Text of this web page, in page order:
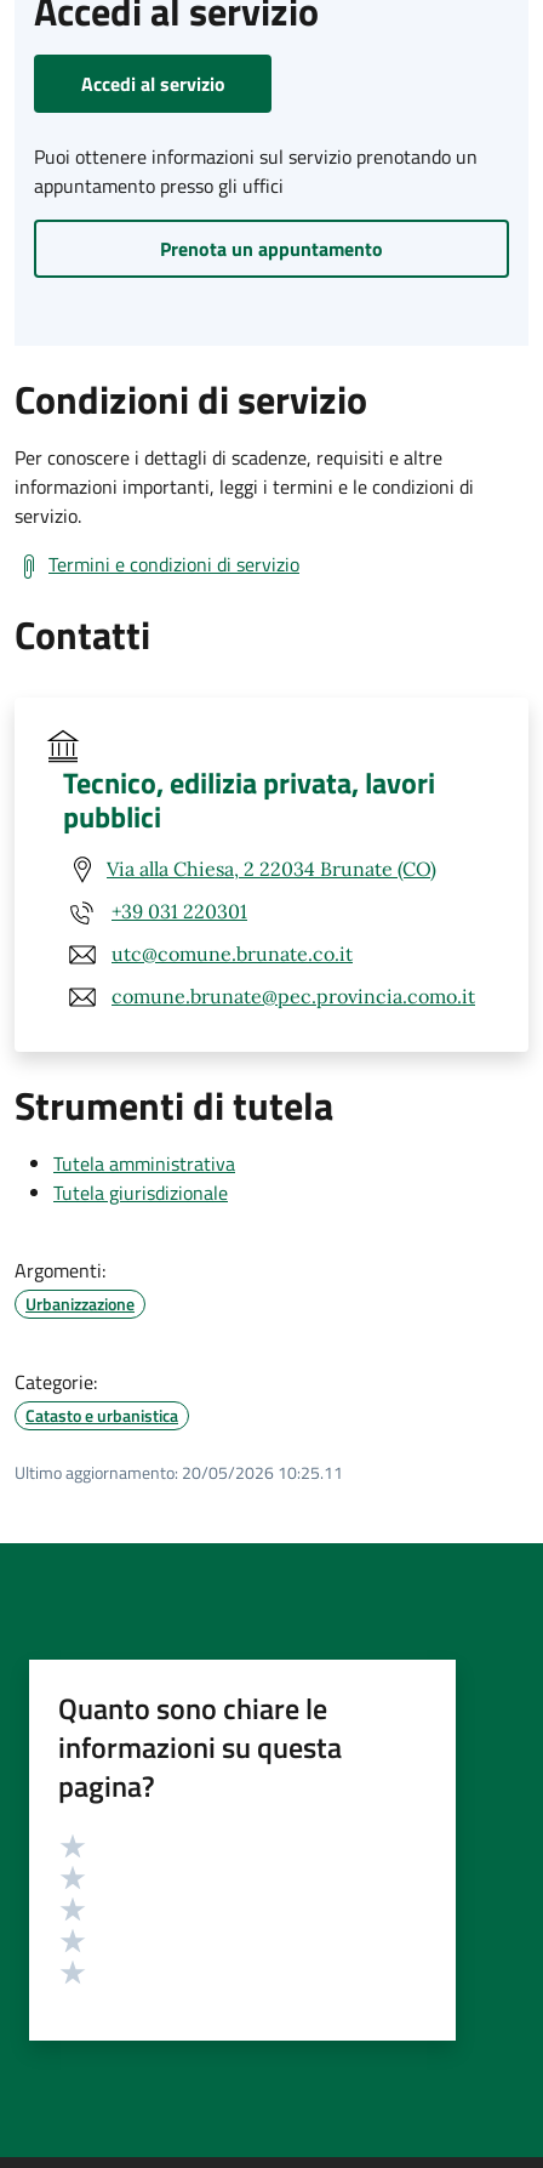
Accedi al servizio
Puoi ottenere informazioni sul servizio prenotando un
appuntamento presso gli uffici
Prenota un appuntamento
Condizioni di servizio
Per conoscere i dettagli di scadenze, requisiti e altre
informazioni importanti, leggi i termini e le condizioni di
servizio.
Termini e condizioni di servizio
Contatti
Tecnico, edilizia privata, lavori
pubblici
Via alla Chiesa, 2 22034 Brunate (CO)
+39 031 220301
utc@comune.brunate.co.it
comune.brunate@pec.provincia.como.it
Strumenti di tutela
Tutela amministrativa
Tutela giurisdizionale
Argomenti:
Urbanizzazione
Categorie:
Catasto e urbanistica
Ultimo aggiornamento: 20/05/2026 10:25.11
Quanto sono chiare le
informazioni su questa
pagina?
Valutazione